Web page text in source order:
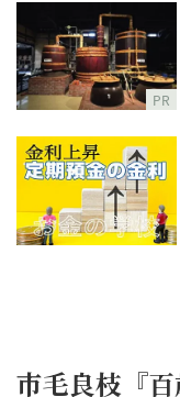
PR
市毛良枝『